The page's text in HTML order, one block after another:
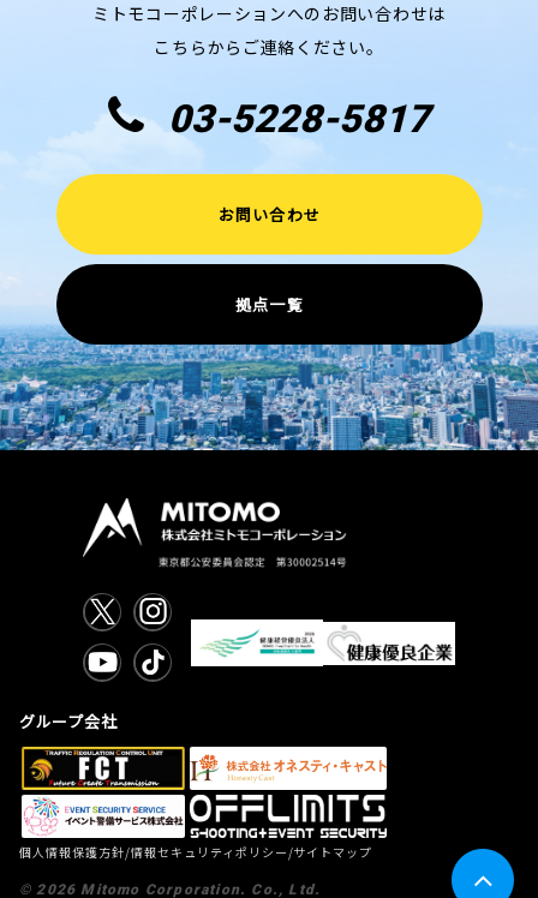
ミトモコーポレーションへのお問い合わせは
こちらからご連絡ください。
03-5228-5817
お問い合わせ
拠点一覧
グループ会社
個人情報保護方針/情報セキュリティポリシー /サイトマップ
©2026 Mitomo Corporation. Co., Ltd.